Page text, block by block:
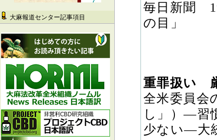
大麻報道センター記事項目
毎日新聞
の目」
重罪扱い
全米委員会
し」）―習
少ない―大